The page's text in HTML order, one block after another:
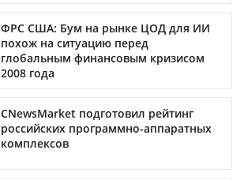
ФРС США: Бум на рынке ЦОД для ИИ
похож на ситуацию перед
глобальным финансовым кризисом
2008 года
CNewsMarket подготовил рейтинг
российских программно-аппаратных
комплексов